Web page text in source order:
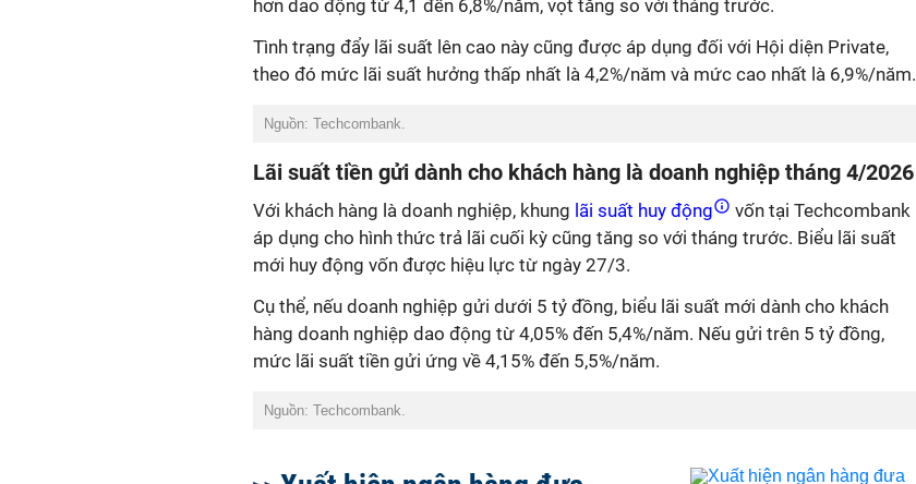
hơn dao động từ 4,1 đến 6,8%/năm, vọt tăng so với tháng trước.
Tình trạng đẩy lãi suất lên cao này cũng được áp dụng đối với Hội diện Private,
theo đó mức lãi suất hưởng thấp nhất là 4,2%/năm và mức cao nhất là 6,9%/năm.
Nguồn: Techcombank.
Lãi suất tiền gửi dành cho khách hàng là doanh nghiệp tháng 4/2026
Với khách hàng là doanh nghiệp, khung lãi suất huy động
vốn tại Techcombank
áp dụng cho hình thức trả lãi cuối kỳ cũng tăng so với tháng trước. Biểu lãi suất
mới huy động vốn được hiệu lực từ ngày 27/3.
Cụ thể, nếu doanh nghiệp gửi dưới 5 tỷ đồng, biểu lãi suất mới dành cho khách
hàng doanh nghiệp dao động từ 4,05% đến 5,4%/năm. Nếu gửi trên 5 tỷ đồng,
mức lãi suất tiền gửi ứng về 4,15% đến 5,5%/năm.
Nguồn: Techcombank.